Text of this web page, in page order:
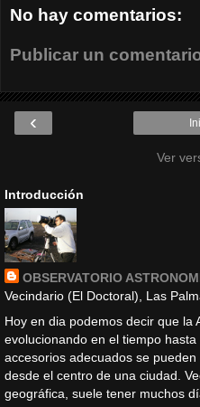
No hay comentarios:
Publicar un
‹
Ver
Introducción
OBSERVATORIO
Vecindario (El Doctoral), Las
Hoy en dia podemos decir que la
evolucionando en el tiempo
accesorios adecuados se
desde el centro de una ciudad.
geográfica, suele tener muchos